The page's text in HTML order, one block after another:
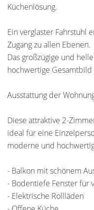
Küchenlösung.
Ein verglaster Fahrstuhl
Zugang zu allen Ebenen.
Das großzügige und
hochwertige
Ausstattung der
Diese attraktive 2-
ideal für eine
moderne und
- Balkon mit schönem
- Bodentiefe Fenster für
- Elektrische Rollläden